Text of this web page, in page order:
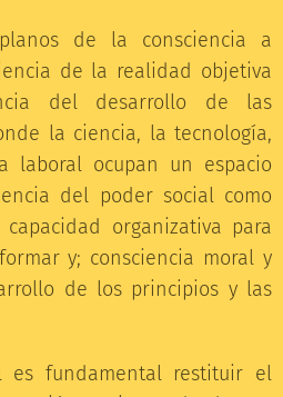
de la consciencia a
de la realidad objetiva
del desarrollo de las
la ciencia, la tecnología,
laboral ocupan un espacio
del poder social como
organizativa para
y; consciencia moral y
de los principios y las
es fundamental restituir el